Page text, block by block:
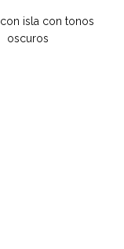
isla con tonos
oscuros